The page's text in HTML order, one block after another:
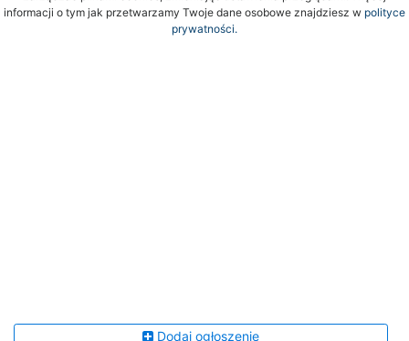
informacji o tym jak przetwarzamy Twoje dane osobowe znajdziesz w polityce
prywatności.
Dodaj ogłoszenie